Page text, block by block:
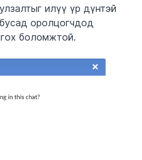
илүү үр дүнтэй
оролцогчдод
боломжтой.